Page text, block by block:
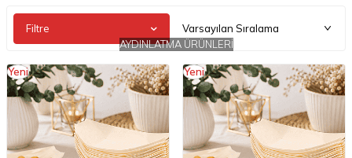
AYDINLATMA ÜRÜNLERİ
Filtre
Yeni Yeni